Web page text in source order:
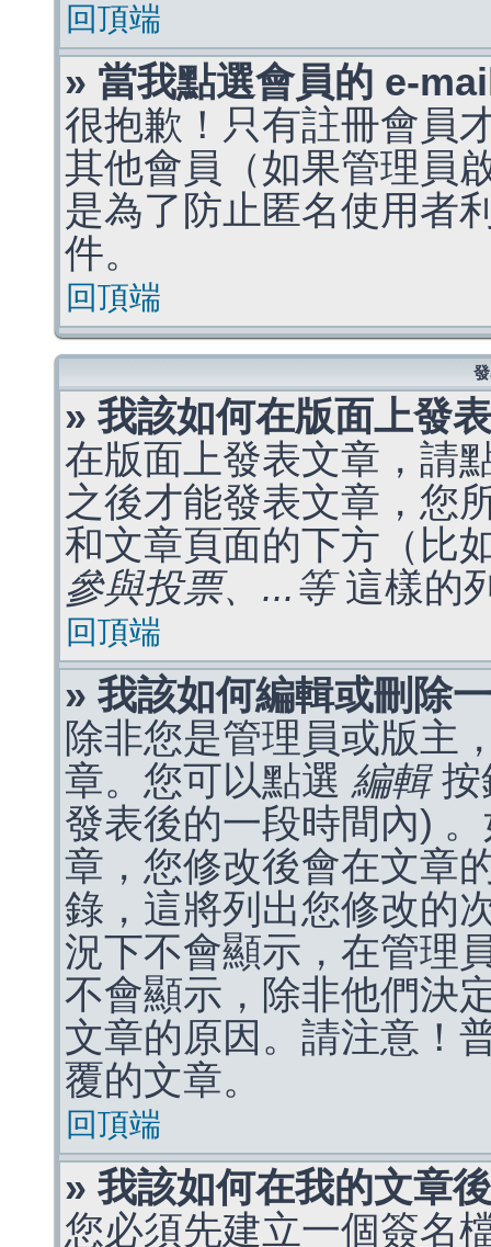
回頂端
» 當我點選會員的 e-
很抱歉！只有註冊會員
其他會員（如果管理員
是為了防止匿名使用者
件。
回頂端
» 我該如何在版面上發
在版面上發表文章，請
之後才能發表文章，您
和文章頁面的下方（比
參與投票、...等這樣的
回頂端
» 我該如何編輯或刪除
除非您是管理員或版主
章。您可以點選 編輯按
發表後的一段時間內)
章，您修改後會在文章
錄，這將列出您修改的
況下不會顯示，在管理
不會顯示，除非他們決
文章的原因。請注意！
覆的文章。
回頂端
» 我該如何在我的文章
您必須先建立一個簽名